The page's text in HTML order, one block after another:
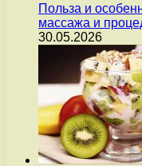
Польза и
массажа и
30.05.2026